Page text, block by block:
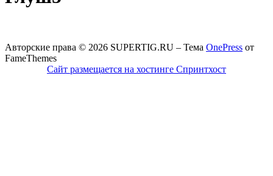
Авторские права © 2026 SUPERTIG.RU – Тема OnePress от
FameThemes
Сайт размещается на хостинге Спринтхост